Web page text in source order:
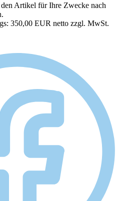
Artikel für Ihre Zwecke nach
350,00 EUR netto zzgl. MwSt.